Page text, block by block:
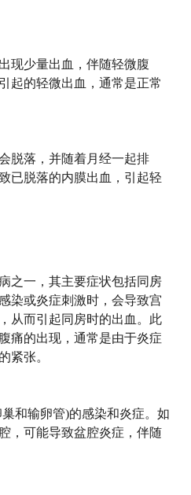
现少量出血，伴随轻微腹
起的轻微出血，通常是正常
脱落，并随着月经一起排
已脱落的内膜出血，引起轻
之一，其主要症状包括同房
染或炎症刺激时，会导致宫
从而引起同房时的出血。此
痛的出现，通常是由于炎症
紧张。
和输卵管)的感染和炎症。如
，可能导致盆腔炎症，伴随